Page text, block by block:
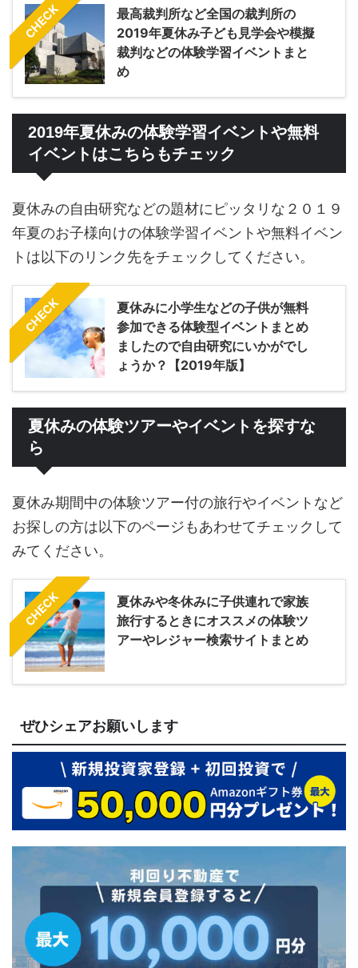
CHECK
最高裁判所など全国の裁判所の
2019年夏休み子ども見学会や模擬
裁判などの体験学習イベントまと
め
2019年夏休みの体験学習イベントや無料
イベントはこちらもチェック
夏休みの自由研究などの題材にピッタリな２０１９
年夏のお子様向けの体験学習イベントや無料イベン
トは以下のリンク先をチェックしてください。
CHECK
夏休みに小学生などの子供が無料
参加できる体験型イベントまとめ
ましたので自由研究にいかがでし
ょうか？【2019年版】
夏休みの体験ツアーやイベントを探すな
ら
夏休み期間中の体験ツアー付の旅行やイベントなど
お探しの方は以下のページもあわせてチェックして
みてください。
CHECK
夏休みや冬休みに子供連れで家族
旅行するときにオススメの体験ツ
アーやレジャー検索サイトまとめ
ぜひシェアお願いします